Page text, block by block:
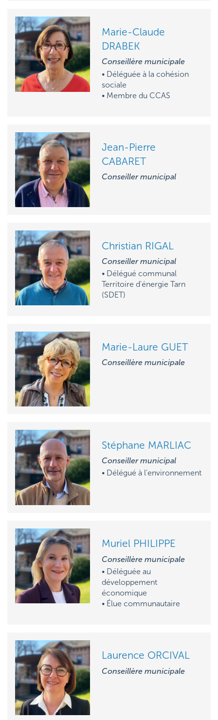
Marie-Claude
DRABEK
Conseillère municipale
• Déléguée à la cohésion
sociale
• Membre du CCAS
Jean-Pierre
CABARET
Conseiller municipal
Christian RIGAL
Conseiller municipal
• Délégué communal
Territoire d'énergie Tarn
(SDET)
Marie-Laure GUET
Conseillère municipale
Stéphane MARLIAC
Conseiller municipal
• Délégué à l'environnement
Muriel PHILIPPE
Conseillère municipale
• Déléguée au
développement
économique
• Élue communautaire
Laurence ORCIVAL
Conseillère municipale